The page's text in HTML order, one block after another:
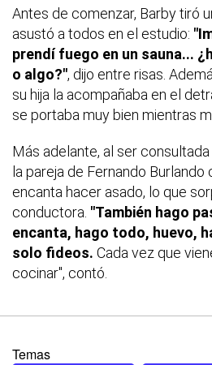
Antes de comenzar, Barby tiró
asustó a todos en el estudio:
prendí fuego en un sauna...
o algo?", dijo entre risas.
su hija la acompañaba en el
se portaba muy bien mientras
Más adelante, al ser
la pareja de Fernando
encanta hacer asado, lo que
conductora. "También hago
encanta, hago todo, huevo,
solo fideos. Cada vez que
cocinar", contó.
Temas